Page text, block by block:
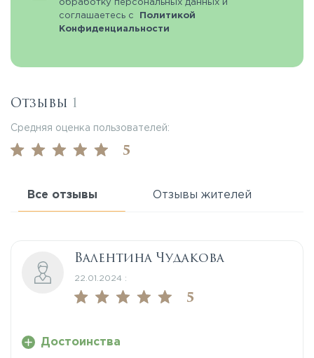
обработку персональных данных и
соглашаетесь с
Политикой
Конфиденциальности
Отзывы 1
Средняя оценка пользователей:
5
Все отзывы Отзывы жителей
Валентина Чудакова
22.01.2024 :
5
Достоинства